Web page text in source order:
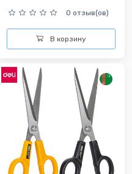
0 отзыв(ов)
В корзину